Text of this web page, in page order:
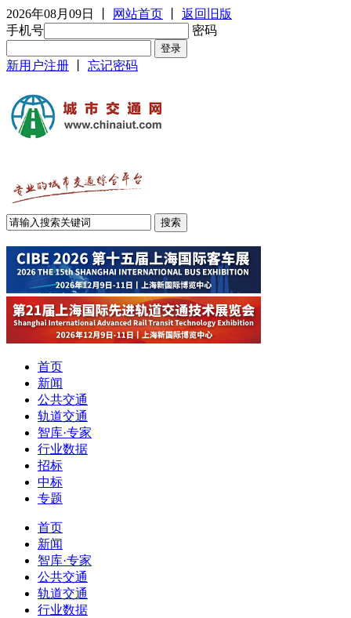
2026年08月09日 网站首页
返回旧版
手机号
密码
新用户注册 忘记密码
首页
新闻
公共交通
轨道交通
智库·专家
行业数据
招标
中标
专题
首页
新闻
智库·专家
公共交通
轨道交通
行业数据